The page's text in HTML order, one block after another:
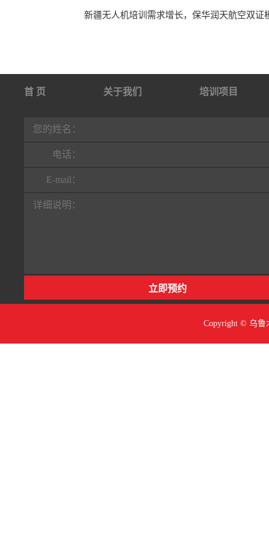
新疆无人机培训需求增长，保华润天航空双证
首 页 关于我们 培训项目
行业动态
您的姓名：
电话：
E-mail：
详细说明：
Copyright © 乌